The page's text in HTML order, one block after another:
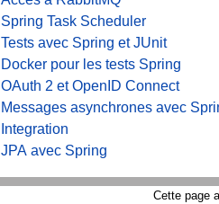
Spring Task Scheduler
Tests avec Spring et JUnit
Docker pour les tests Spring
OAuth 2 et OpenID Connect
Messages asynchrones avec
Integration
JPA avec Spring
Cette page